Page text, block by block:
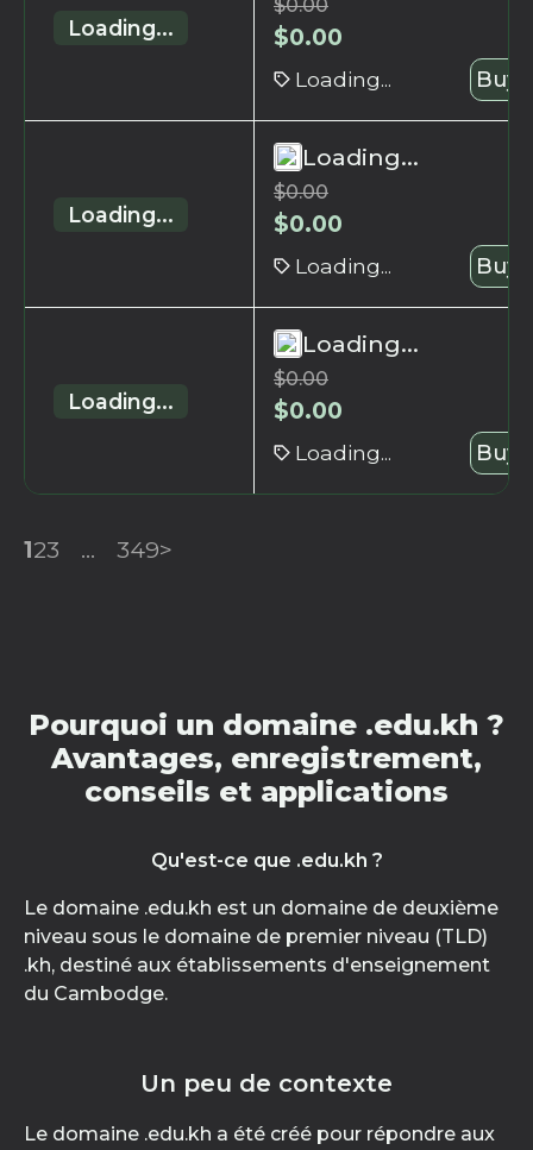
Loading...
$0.00
$0.00
Loading... Buy
Loading...
Loading...
$0.00
$0.00
Loading... Buy
Loading...
Loading...
$0.00
$0.00
Loading... Buy
123 ... 349>
Pourquoi un domaine .edu.kh ?
Avantages, enregistrement,
conseils et applications
Qu'est-ce que .edu.kh ?
Le domaine .edu.kh est un domaine de deuxième
niveau sous le domaine de premier niveau (TLD)
.kh, destiné aux établissements d'enseignement
du Cambodge.
Un peu de contexte
Le domaine .edu.kh a été créé pour répondre aux